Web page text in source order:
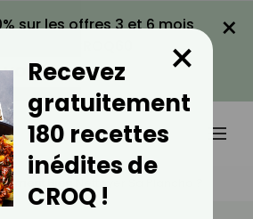
sur les offres 3 et 6 mois
VOIR LA PROMO
×
Bien Nettoyer Sa Plancha ?
Recevez
gratuitement
180 recettes
inédites de
CROQ !
×